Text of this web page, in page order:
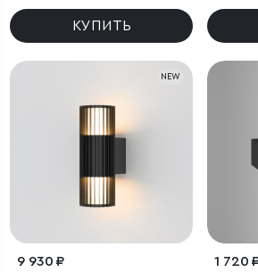
BLADE 3000K черный IP54
КУПИТЬ
NEW
9 930 ₽ 1 720